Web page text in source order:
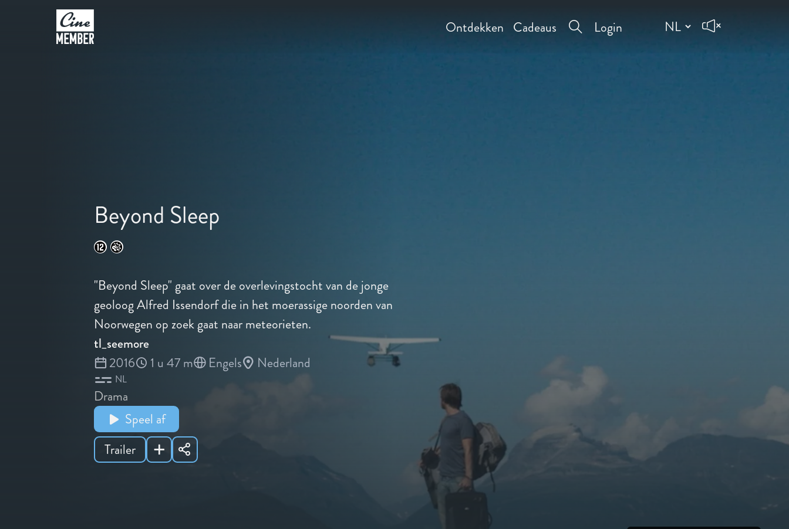
Ontdekken Cadeaus Login
Beyond Sleep
"Beyond Sleep" gaat over de overlevingstocht van de jonge
geoloog Alfred Issendorf die in het moerassige noorden van
Noorwegen op zoek gaat naar meteorieten.
tl_seemore
2016
1 u 47 m Engels Nederland
NL
Drama
Speel af
Trailer